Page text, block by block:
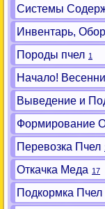
Системы
Инвентарь,
Породы пчел 1
Начало!
Выведение и
Формирование
Перевозка Пчел
Откачка Меда 17
Подкормка Пчел